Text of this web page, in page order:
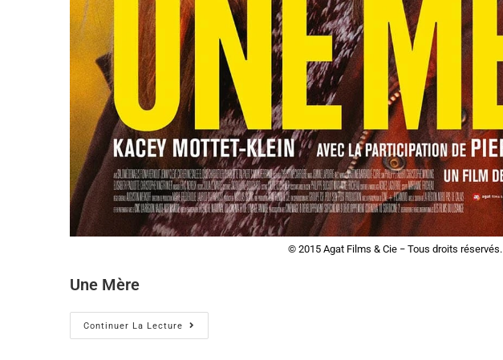
© 2015 Agat Films & Cie − Tous droits réservés.
Une Mère
Continuer La Lecture